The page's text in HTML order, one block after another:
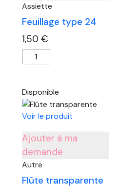
Assiette
Feuillage type 24
1,50 €
quantité
de
type
24
Disponible
Voir le produit
Ajouter à ma
demande
Autre
Flûte transparente